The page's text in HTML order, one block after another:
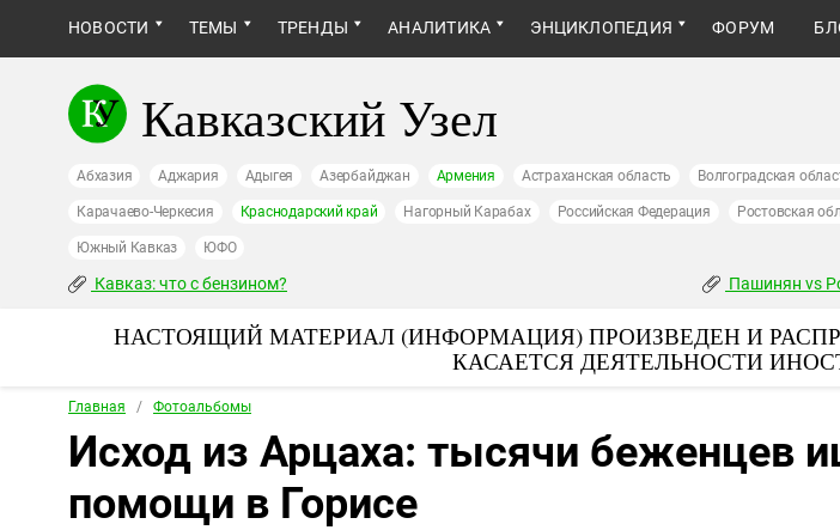
НОВОСТИ ТЕМЫ ТРЕНДЫ АНАЛИТИКА ЭНЦИКЛОПЕДИЯ ФОРУМ
Кавказский Узел
Абхазия Аджария Адыгея Азербайджан Армения Астраханская область Волгоградская
Карачаево-Черкесия Краснодарский край Нагорный Карабах Российская Федерация Ростовская
Южный Кавказ ЮФО
Кавказ: что с бензином? Пашинян vs
НАСТОЯЩИЙ МАТЕРИАЛ (ИНФОРМАЦИЯ) ПРОИЗВЕДЕН И
КАСАЕТСЯ ДЕЯТЕЛЬНОСТИ
Главная / Фотоальбомы
Исход из Арцаха: тысячи беженцев
помощи в Горисе